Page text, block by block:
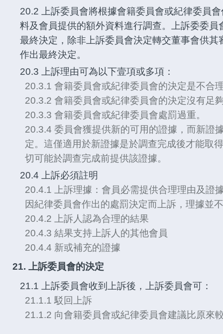
20.2 上訴委員會將根據會籍委員會或紀律委員
料及會員提供的額外資料進行調查。上訴委委員
最終決定，除非上訴委員會決定轉交董事會供其
作出最終決定。
20.3 上訴理由可為以下壹項或多項：
20.3.1 會籍委員會或紀律委員會的決定是不合
20.3.2 會籍委員會或紀律委員會的決定沒有足
20.3.3 會籍委員會或紀律委員會處罰過重。
20.3.4 委員會獲提供新的可用的證據，而新證
定。這僅適用於新證據是於調查完成後才能取
切可能於調查完成前提供該證據。
20.4 上訴必須註明
20.4.1 上訴理據：會員必需提供合理理由及證
因紀律委員會作出的處罰決定而上訴，理據並
20.4.2 上訴人認為合理的結果
20.4.3 結果支持上訴人的其他會員
20.4.4 新或補充的證據
21. 上訴委員會的決定
21.1 上訴委員會收到上訴後，上訴委員會可：
21.1.1 駁回上訴
21.1.2 向會籍委員會或紀律委員會建議比原來